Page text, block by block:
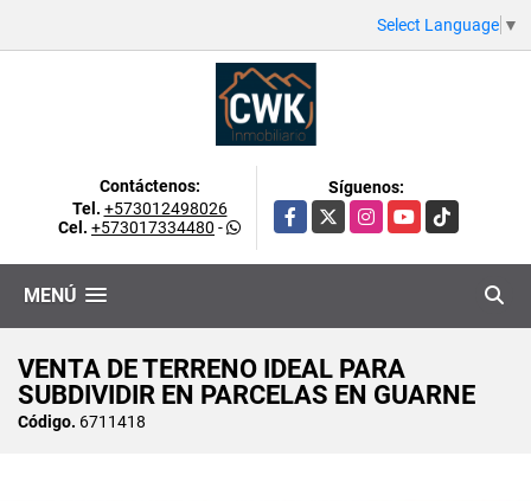
Select Language ▼
Contáctenos:
Tel. +573012498026
Cel. +573017334480 -
Síguenos:
Facebook
X InstagramYouTubeTikTok
MENÚ
VENTA DE TERRENO IDEAL PARA
SUBDIVIDIR EN PARCELAS EN GUARNE
Código. 6711418